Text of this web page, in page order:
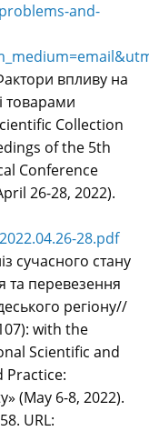
and-
впливу на
товарами
Collection
of the 5th
Conference
26-28, 2022).
28.pdf
сучасного стану
та перевезення
регіону//
with the
Scientific and
Practice:
(May 6-8, 2022).
URL: